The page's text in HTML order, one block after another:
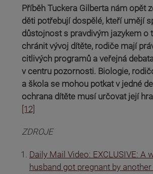
Příběh Tuckera Gilberta nám opět
děti potřebují dospělé, kteří umějí
důstojnost s pravdivým jazykem o
chránit vývoj dítěte, rodiče mají
citlivých programů a veřejná
v centru pozornosti. Biologie,
a škola se mohou potkat v jedné
ochrana dítěte musí určovat její
[12]
ZDROJE
Daily Mail Video: EXCLUSIVE: A
husband got pregnant by
(odkaz je externí)